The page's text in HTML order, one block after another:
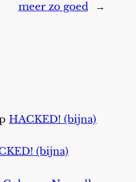
meer zo goed
→
HACKED! (bijna)
(bijna)